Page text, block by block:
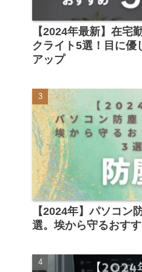
【2024年最新】在宅
クライト5選！目に優
アップ
【2024年】パソコン
選。埃から守るおすす